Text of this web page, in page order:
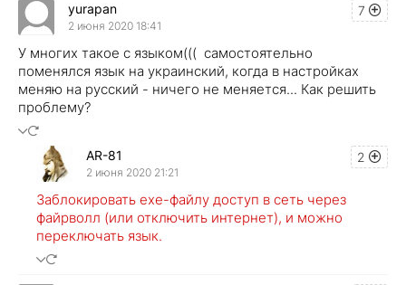
7
yurapan
2 июня 2020 18:41
У многих такое с языком((( самостоятельно
поменялся язык на украинский, когда в настройках
меняю на русский - ничего не меняется... Как решить
проблему?
2
AR-81
2 июня 2020 21:21
Заблокировать exe-файлу доступ в сеть через
файрволл (или отключить интернет), и можно
переключать язык.